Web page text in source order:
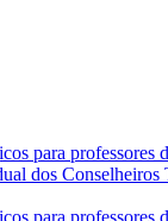
para professores
dos
para professores